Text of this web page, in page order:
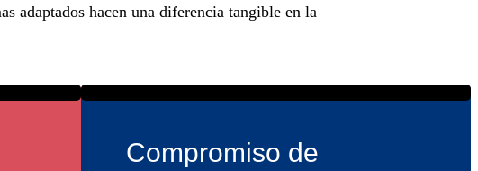
adaptados hacen una diferencia tangible en la
Compromiso de